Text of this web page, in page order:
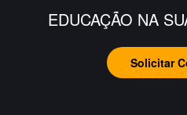
EDUCAÇÃO NA
Solicitar